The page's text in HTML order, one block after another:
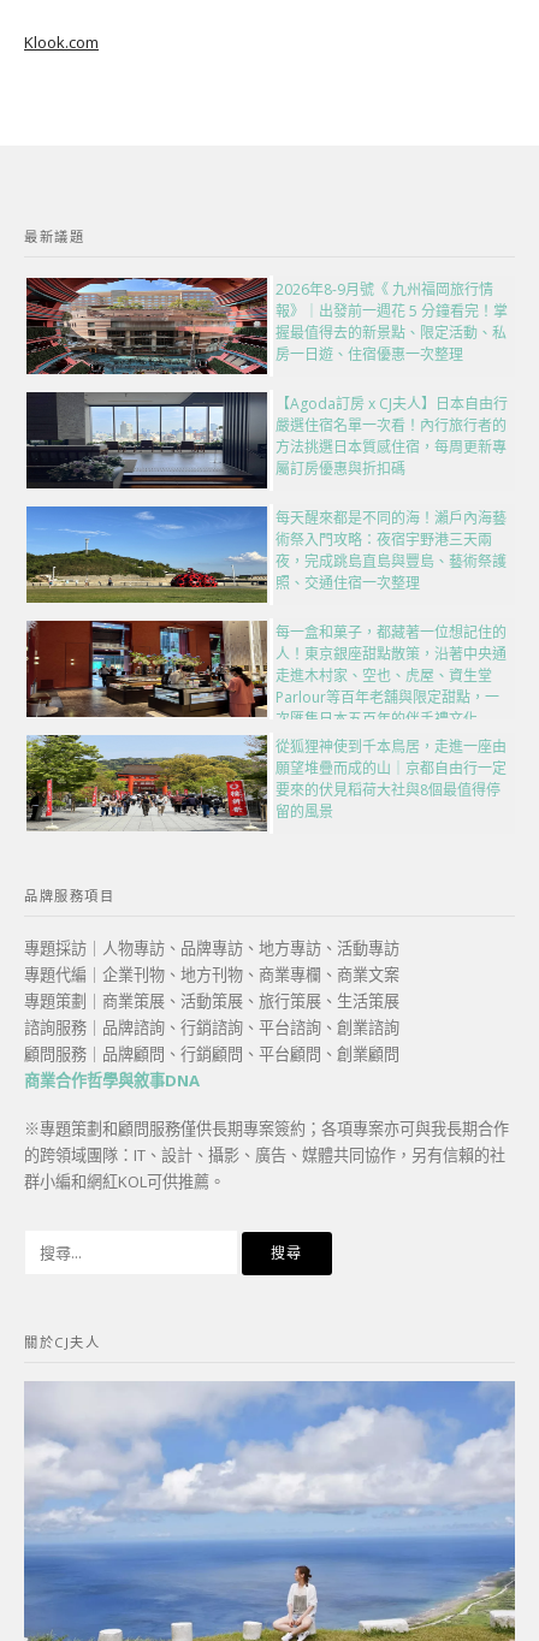
Klook.com
最新議題
2026年8-9月號《 九州福岡旅行情
報》｜出發前一週花 5 分鐘看完！掌
握最值得去的新景點、限定活動、私
房一日遊、住宿優惠一次整理
【Agoda訂房 x CJ夫人】日本自由行
嚴選住宿名單一次看！內行旅行者的
方法挑選日本質感住宿，每周更新專
屬訂房優惠與折扣碼
每天醒來都是不同的海！瀨戶內海藝
術祭入門攻略：夜宿宇野港三天兩
夜，完成跳島直島與豐島、藝術祭護
照、交通住宿一次整理
每一盒和菓子，都藏著一位想記住的
人！東京銀座甜點散策，沿著中央通
走進木村家、空也、虎屋、資生堂
Parlour等百年老舖與限定甜點，一
次匯集日本五百年的伴手禮文化
從狐狸神使到千本鳥居，走進一座由
願望堆疊而成的山｜京都自由行一定
要來的伏見稻荷大社與8個最值得停
留的風景
品牌服務項目
專題採訪｜人物專訪、品牌專訪、地方專訪、活動專訪
專題代編｜企業刊物、地方刊物、商業專欄、商業文案
專題策劃｜商業策展、活動策展、旅行策展、生活策展
諮詢服務｜品牌諮詢、行銷諮詢、平台諮詢、創業諮詢
顧問服務｜品牌顧問、行銷顧問、平台顧問、創業顧問
商業合作哲學與敘事DNA
※專題策劃和顧問服務僅供長期專案簽約；各項專案亦可與我長期合作
的跨領域團隊：IT、設計、攝影、廣告、媒體共同協作，另有信賴的社
群小編和網紅KOL可供推薦。
字:
關於CJ夫人